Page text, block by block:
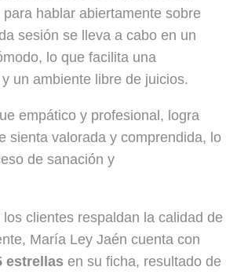
hablar abiertamente sobre
sesión se lleva a cabo en un
lo que facilita una
un ambiente libre de juicios.
empático y profesional, logra
sienta valorada y comprendida, lo
de sanación y
clientes respaldan la calidad de
María Ley Jaén cuenta con
estrellas en su ficha, resultado de